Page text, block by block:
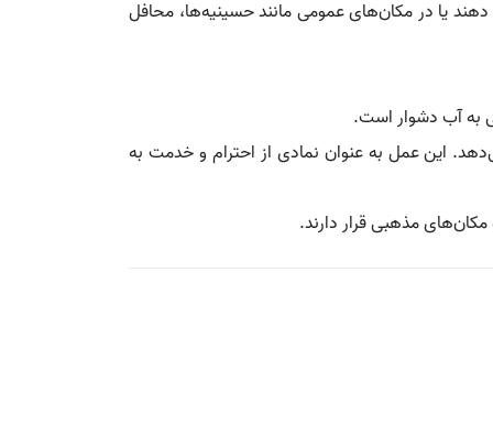
یا در مکان‌های عمومی مانند حسینیه‌ها، محافل
به آب دشوار است.
این عمل به عنوان نمادی از احترام و خدمت به
مذهبی قرار دارند.